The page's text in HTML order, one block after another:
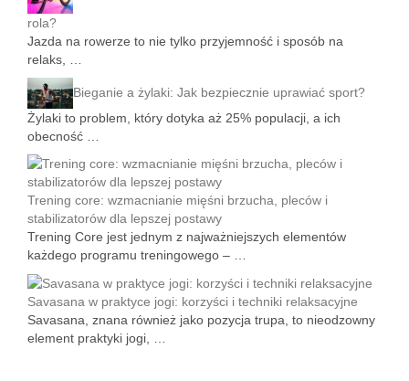
rola?
Jazda na rowerze to nie tylko przyjemność i sposób na
relaks, …
Bieganie a żylaki: Jak bezpiecznie uprawiać sport?
Żylaki to problem, który dotyka aż 25% populacji, a ich
obecność …
Trening core: wzmacnianie mięśni brzucha, pleców i
stabilizatorów dla lepszej postawy
Trening Core jest jednym z najważniejszych elementów
każdego programu treningowego – …
Savasana w praktyce jogi: korzyści i techniki relaksacyjne
Savasana, znana również jako pozycja trupa, to nieodzowny
element praktyki jogi, …